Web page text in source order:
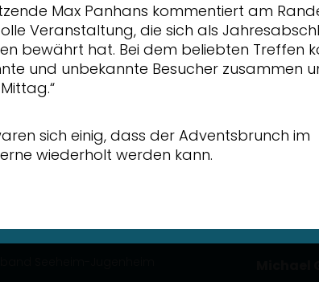
Max Panhans kommentiert am
Veranstaltung, die sich als
bewährt hat. Bei dem beliebten Treffen
und unbekannte Besucher zusammen
sich einig, dass der Adventsbrunch im
wiederholt werden kann.